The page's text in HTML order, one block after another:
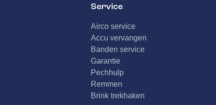
Service
Airco service
Accu vervangen
Banden service
Garantie
Pechhulp
Remmen
Brink trekhaken